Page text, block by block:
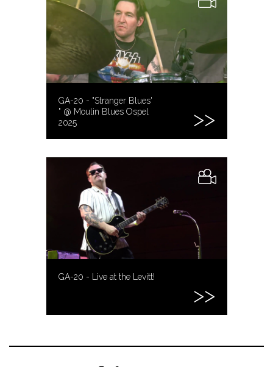
GA-20 - "Stranger Blues'
" @ Moulin Blues Ospel
2025
GA-20 - Live at the Levitt!